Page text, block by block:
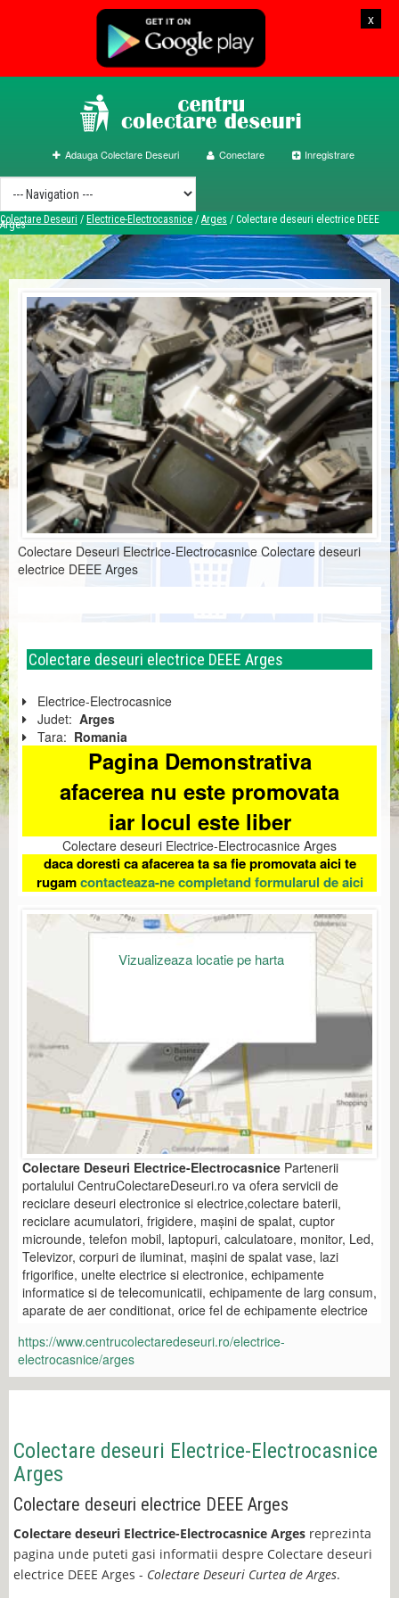
x
Adauga Colectare Deseuri Conectare Inregistrare
Colectare Deseuri / Electrice-Electrocasnice / Arges / Colectare deseuri electrice DEEE
Arges
Colectare Deseuri Electrice-Electrocasnice Colectare deseuri
electrice DEEE Arges
Colectare deseuri electrice DEEE Arges
Electrice-Electrocasnice
Judet: Arges
Tara: Romania
Pagina Demonstrativa
afacerea nu este promovata
iar locul este liber
Colectare deseuri Electrice-Electrocasnice Arges
daca doresti ca afacerea ta sa fie promovata aici te
rugamcontacteaza-ne completand formularul de aici
Vizualizeaza locatie pe harta
Colectare Deseuri Electrice-Electrocasnice Partenerii
portalului CentruColectareDeseuri.ro va ofera servicii de
reciclare deseuri electronice si electrice,colectare baterii,
reciclare acumulatori, frigidere, mașini de spalat, cuptor
microunde, telefon mobil, laptopuri, calculatoare, monitor, Led,
Televizor, corpuri de iluminat, mașini de spalat vase, lazi
frigorifice, unelte electrice si electronice, echipamente
informatice si de telecomunicatii, echipamente de larg consum,
aparate de aer conditionat, orice fel de echipamente electrice
https://www.centrucolectaredeseuri.ro/electrice-
electrocasnice/arges
Colectare deseuri Electrice-Electrocasnice
Arges
Colectare deseuri electrice DEEE Arges
Colectare deseuri Electrice-Electrocasnice Arges reprezinta
pagina unde puteti gasi informatii despre Colectare deseuri
electrice DEEE Arges - Colectare Deseuri Curtea de Arges.